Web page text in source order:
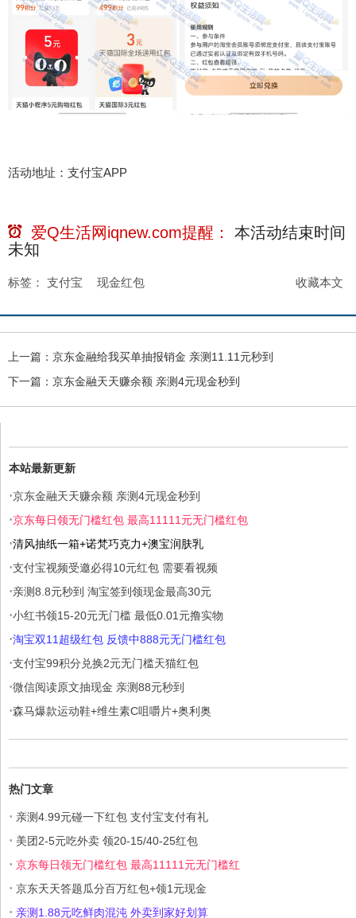
活动地址：支付宝APP
爱Q生活网iqnew.com提醒：
本活动结束时间
未知
收藏本文
标签： 支付宝 现金红包
上一篇： 京东金融给我买单抽报销金 亲测11.11元秒到
下一篇： 京东金融天天赚余额 亲测4元现金秒到
本站最新更新
·京东金融天天赚余额 亲测4元现金秒到
·京东每日领无门槛红包 最高11111元无门槛红包
·清风抽纸一箱+诺梵巧克力+澳宝润肤乳
·支付宝视频受邀必得10元红包 需要看视频
·亲测8.8元秒到 淘宝签到领现金最高30元
·小红书领15-20元无门槛 最低0.01元撸实物
·淘宝双11超级红包 反馈中888元无门槛红包
·支付宝99积分兑换2元无门槛天猫红包
·微信阅读原文抽现金 亲测88元秒到
·森马爆款运动鞋+维生素C咀嚼片+奥利奥
热门文章
· 亲测4.99元碰一下红包 支付宝支付有礼
· 美团2-5元吃外卖 领20-15/40-25红包
· 京东每日领无门槛红包 最高11111元无门槛红
· 京东天天答题瓜分百万红包+领1元现金
· 亲测1.88元吃鲜肉混沌 外卖到家好划算